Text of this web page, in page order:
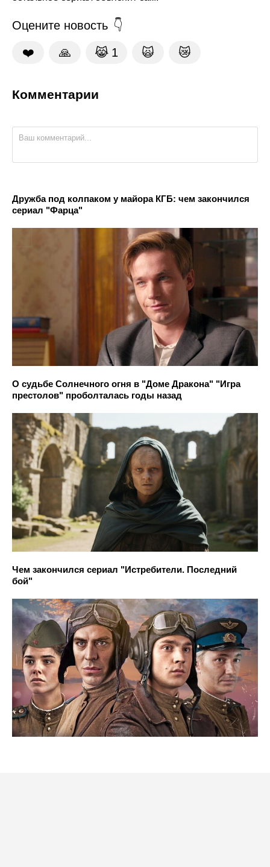
Оцените новость
❤️ 🙏 😹 1 🙀 😿
Комментарии
Дружба под колпаком у майора КГБ: чем закончился
сериал "Фарца"
О судьбе Солнечного огня в "Доме Дракона" "Игра
престолов" проболталась годы назад
Чем закончился сериал "Истребители. Последний
бой"